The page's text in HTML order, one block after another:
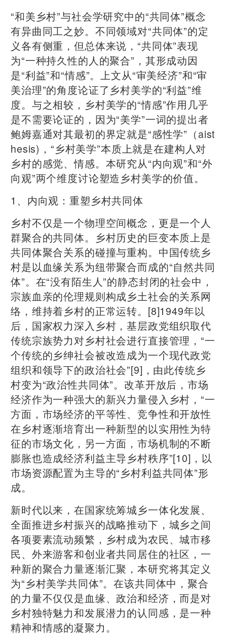
“和美乡村”与社会学研究中的“共同体”概念
有异曲同工之妙。不同领域对“共同体”的定
义各有侧重，但总体来说，“共同体”表现
为“一种持久性的人的聚合”，其形成动因
是“利益”和“情感”。上文从“审美经济”和“审
美治理”的角度论证了乡村美学的“利益”维
度。与之相较，乡村美学的“情感”作用几乎
是不需要论证的，因为“美学”一词的提出者
鲍姆嘉通对其最初的界定就是“感性学”（aist
hesis)，“乡村美学”本质上就是在建构人对
乡村的感觉、情感。本研究从“内向观”和“外
向观”两个维度讨论塑造乡村美学的价值。
1、内向观：重塑乡村共同体
乡村不仅是一个物理空间概念，更是一个人
群聚合的共同体。乡村历史的巨变本质上是
共同体聚合关系的碰撞与重构。中国传统乡
村是以血缘关系为纽带聚合而成的“自然共同
体”。在“没有陌生人”的静态封闭的社会中，
宗族血亲的伦理规则构成乡土社会的关系网
络，维持着乡村的正常运转。[8]1949年以
后，国家权力深入乡村，基层政党组织取代
传统宗族势力对乡村社会进行直接管理，“一
个传统的乡绅社会被改造成为一个现代政党
组织和领导下的政治社会”[9]，由此传统乡
村变为“政治性共同体”。改革开放后，市场
经济作为一种强大的新兴力量侵入乡村，“一
方面，市场经济的平等性、竞争性和开放性
在乡村逐渐培育出一种新型的以实用性为特
征的市场文化，另一方面，市场机制的不断
膨胀也造成经济利益主导乡村秩序”[10]，以
市场资源配置为主导的“乡村利益共同体”形
成。
新时代以来，在国家统筹城乡一体化发展、
全面推进乡村振兴的战略推动下，城乡之间
各项要素流动频繁，乡村成为农民、城市移
民、外来游客和创业者共同居住的社区，一
种新的聚合力量逐渐汇聚，本研究将其定义
为“乡村美学共同体”。在该共同体中，聚合
的力量不仅仅是血缘、政治和经济，而是对
乡村独特魅力和发展潜力的认同感，是一种
精神和情感的凝聚力。